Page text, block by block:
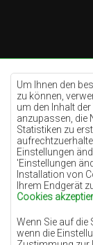
Um Ihnen den
zu können,
um den Inhalt
anzupassen, die
Statistiken zu
Einstellungen
'Einstellungen
Installation von
Ihrem Endgerät
Cookies
Wenn Sie auf die
wenn die